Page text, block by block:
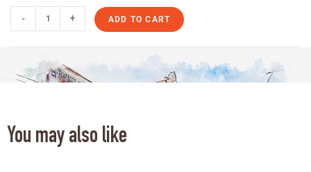
- + ADD TO CART
You may also like